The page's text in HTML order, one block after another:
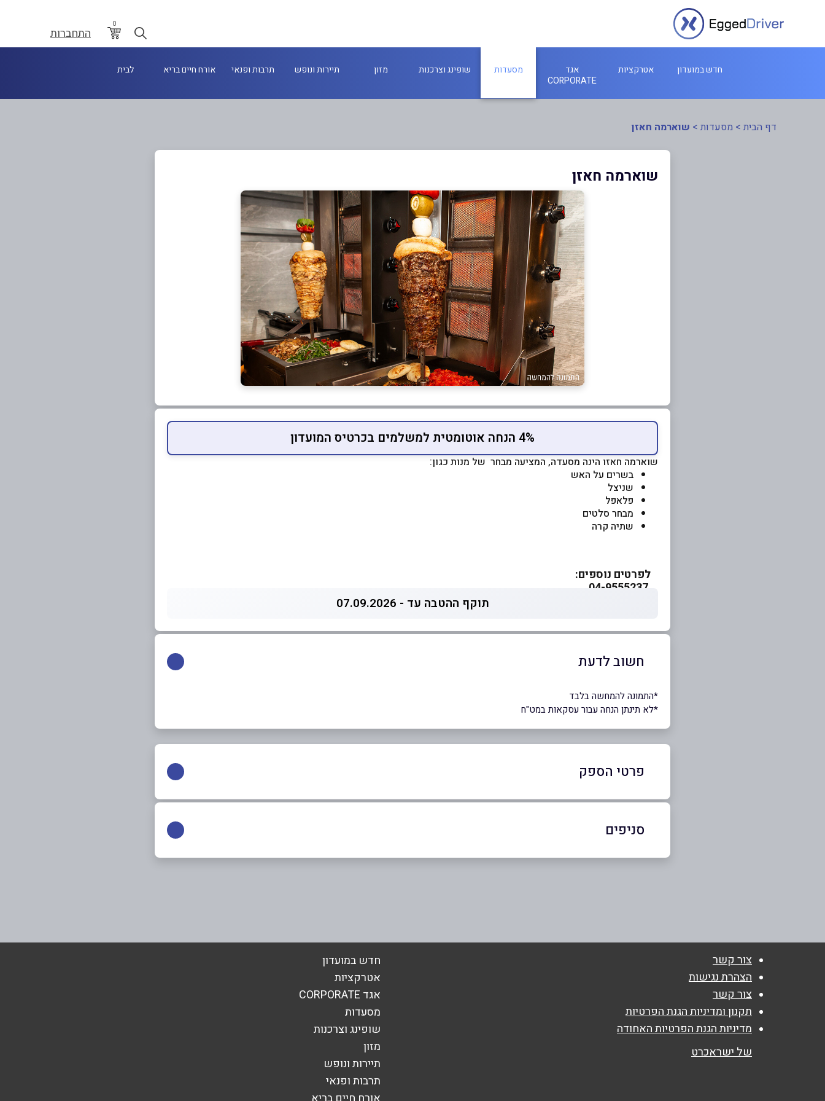
0
התחברות
חדש במועדון אטרקציות
אגד
CORPORATE
מסעדות שופינג וצרכנות מזון תיירות ונופש תרבות ופנאי אורח חיים בריא לבית
דף הבית > מסעדות > שוארמה חאזן
שוארמה חאזן
4% הנחה אוטומטית למשלמים בכרטיס המועדון
שוארמה חאזו הינה מסעדה, המציעה מבחר של מנות כגון:
בשרים על האש
שניצל
פלאפל
מבחר סלטים
שתיה קרה
לפרטים נוספים:
תוקף ההטבה עד - 07.09.2026
חשוב לדעת
*התמונה להמחשה בלבד
*לא תינתן הנחה עבור עסקאות במט"ח
פרטי הספק
04-9555237
|
054-7158371
סניפים
צור קשר
הצהרת נגישות
צור קשר
תקנון ומדיניות הגנת הפרטיות
מדיניות הגנת הפרטיות האחודה
של ישראכרט
חדש במועדון
אטרקציות
אגד CORPORATE
מסעדות
שופינג וצרכנות
מזון
תיירות ונופש
תרבות ופנאי